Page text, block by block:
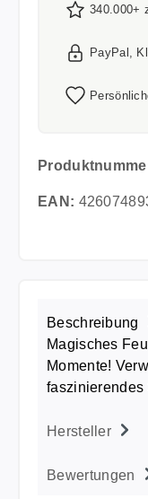
340.000+
PayPal,
EAN:
Beschreibung
Magisches
Momente!
Hersteller
Bewertungen